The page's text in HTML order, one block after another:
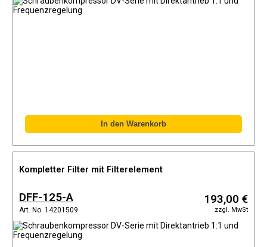
Kompletter Filter mit Filterelement
DFF-125-A
Art. No. 14201509
193,00 €
zzgl. MwSt